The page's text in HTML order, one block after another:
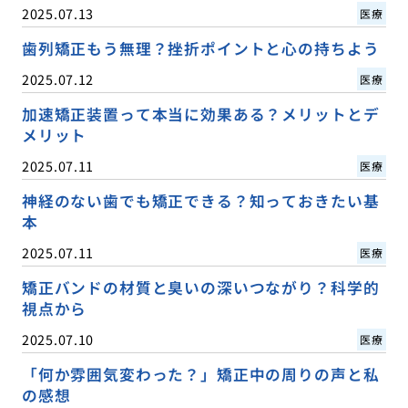
2025.07.13 医療
歯列矯正もう無理？挫折ポイントと心の持ちよう
2025.07.12 医療
加速矯正装置って本当に効果ある？メリットとデ
メリット
2025.07.11 医療
神経のない歯でも矯正できる？知っておきたい基
本
2025.07.11 医療
矯正バンドの材質と臭いの深いつながり？科学的
視点から
2025.07.10 医療
「何か雰囲気変わった？」矯正中の周りの声と私
の感想